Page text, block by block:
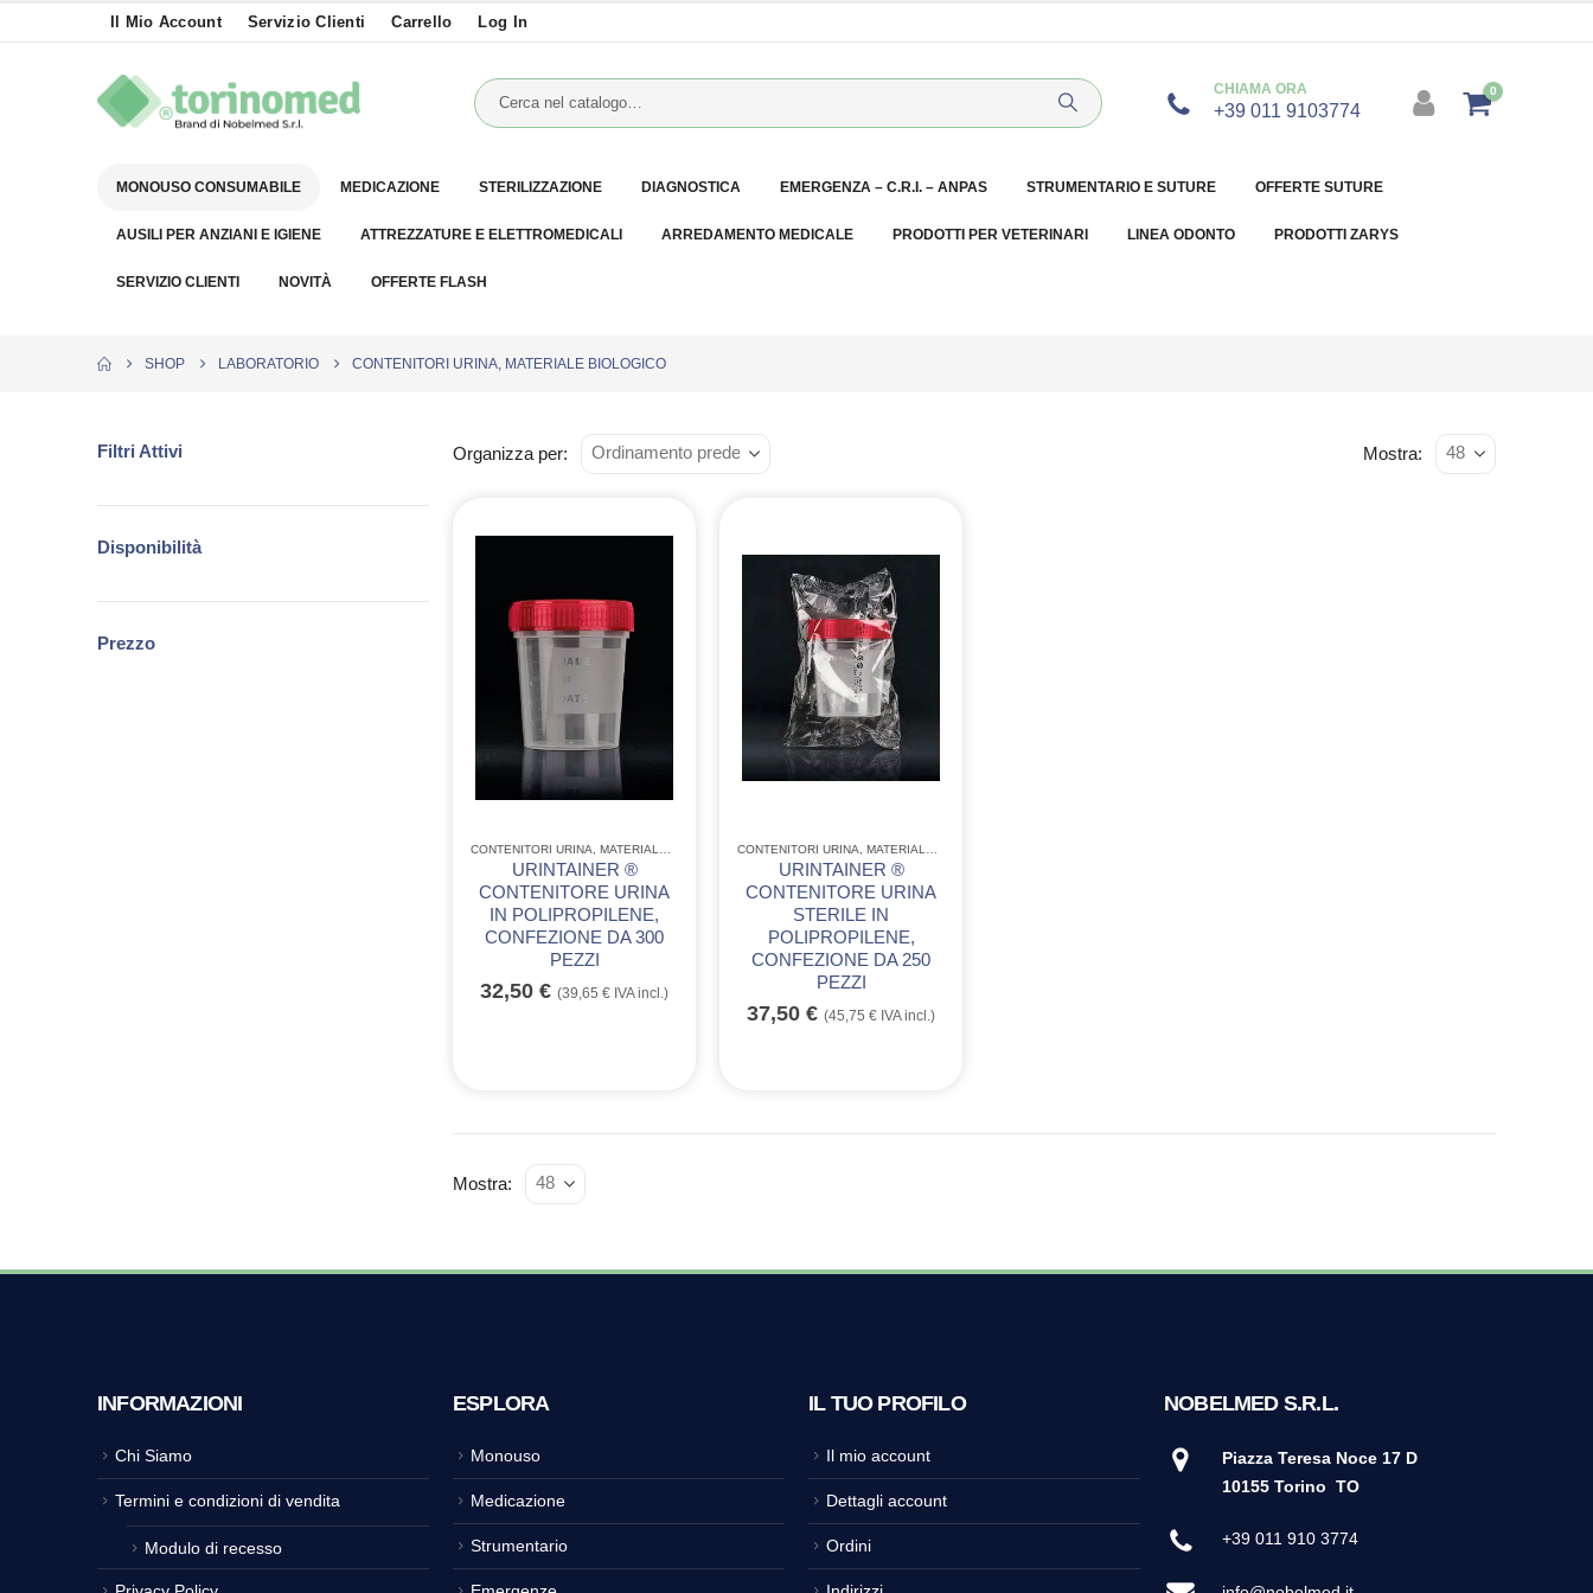
Il Mio Account Servizio Clienti Carrello Log In
CHIAMA ORA
+39 011 9103774
0
MONOUSO CONSUMABILE MEDICAZIONE STERILIZZAZIONE DIAGNOSTICA EMERGENZA – C.R.I. – ANPAS STRUMENTARIO E SUTURE OFFERTE SUTURE
AUSILI PER ANZIANI E IGIENE ATTREZZATURE E ELETTROMEDICALI ARREDAMENTO MEDICALE PRODOTTI PER VETERINARI LINEA ODONTO PRODOTTI ZARYS
SERVIZIO CLIENTI NOVITÀ OFFERTE FLASH
SHOP LABORATORIO CONTENITORI URINA, MATERIALE BIOLOGICO
Organizza per: Mostra:
URINTAINER ®
CONTENITORE URINA
IN POLIPROPILENE,
CONFEZIONE DA 300
PEZZI
32,50 € (39,65 € IVA incl.)
URINTAINER ®
CONTENITORE URINA
STERILE IN
POLIPROPILENE,
CONFEZIONE DA 250
PEZZI
37,50 € (45,75 € IVA incl.)
Mostra:
Filtri Attivi
Disponibilità
Prezzo
INFORMAZIONI
Chi Siamo
Termini e condizioni di vendita
Modulo di recesso
ESPLORA
Monouso
Medicazione
Strumentario
IL TUO PROFILO
Il mio account
Dettagli account
Ordini
NOBELMED S.R.L.
Piazza Teresa Noce 17 D
10155 Torino TO
+39 011 910 3774